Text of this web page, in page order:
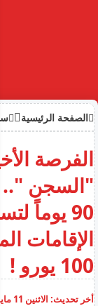
الصفحة الرئيسية
الفرصة
"السجن "..
90 يوماً
الإقامات
100 يورو !
أخر تحديث: الاثنين 11 مايو 2026